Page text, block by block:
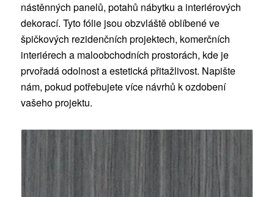
nástěnných panelů, potahů nábytku a interiérových
dekorací. Tyto fólie jsou obzvláště oblíbené ve
špičkových rezidenčních projektech, komerčních
interiérech a maloobchodních prostorách, kde je
prvořadá odolnost a estetická přitažlivost. Napište
nám, pokud potřebujete více návrhů k ozdobení
vašeho projektu.